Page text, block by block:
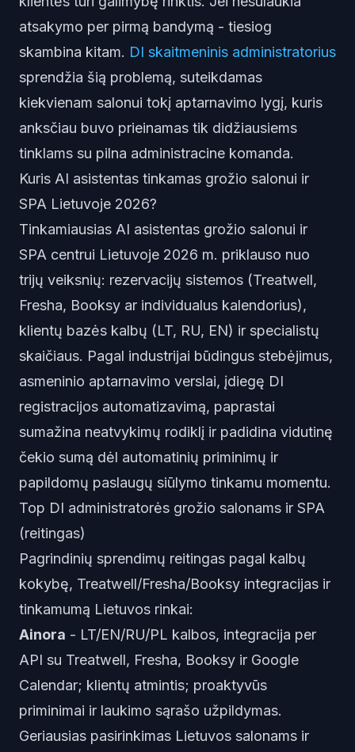
atsakymo per pirmą bandymą - tiesiog
skambina kitam. DI skaitmeninis administratorius
sprendžia šią problemą, suteikdamas
kiekvienam salonui tokį aptarnavimo lygį, kuris
anksčiau buvo prieinamas tik didžiausiems
tinklams su pilna administracine komanda.
Kuris AI asistentas tinkamas grožio salonui ir
SPA Lietuvoje 2026?
Tinkamiausias AI asistentas grožio salonui ir
SPA centrui Lietuvoje 2026 m. priklauso nuo
trijų veiksnių: rezervacijų sistemos (Treatwell,
Fresha, Booksy ar individualus kalendorius),
klientų bazės kalbų (LT, RU, EN) ir specialistų
skaičiaus. Pagal industrijai būdingus stebėjimus,
asmeninio aptarnavimo verslai, įdiegę DI
registracijos automatizavimą, paprastai
sumažina neatvykimų rodiklį ir padidina vidutinę
čekio sumą dėl automatinių priminimų ir
papildomų paslaugų siūlymo tinkamu momentu.
Top DI administratorės grožio salonams ir SPA
(reitingas)
Pagrindinių sprendimų reitingas pagal kalbų
kokybę, Treatwell/Fresha/Booksy integracijas ir
tinkamumą Lietuvos rinkai:
Ainora - LT/EN/RU/PL kalbos, integracija per
API su Treatwell, Fresha, Booksy ir Google
Calendar; klientų atmintis; proaktyvūs
priminimai ir laukimo sąrašo užpildymas.
Geriausias pasirinkimas Lietuvos salonams ir